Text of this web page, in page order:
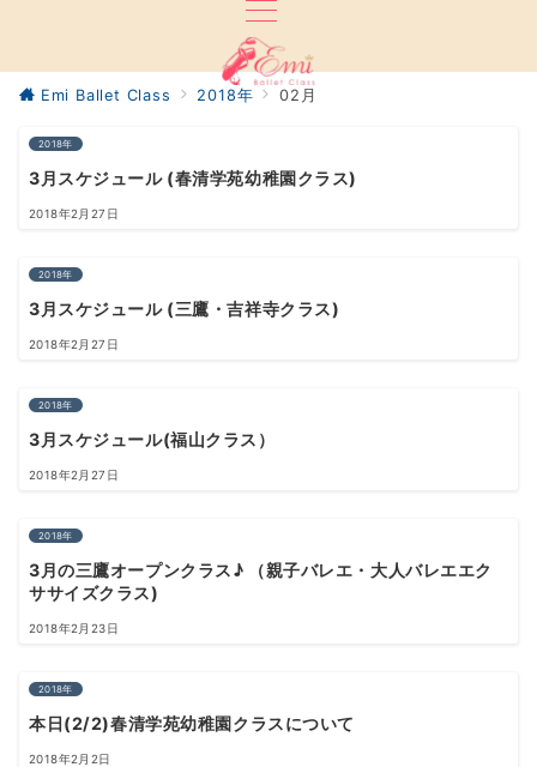
Emi Ballet Class 2018年 02月
2018年
3月スケジュール (春清学苑幼稚園クラス)
2018年2月27日
2018年
3月スケジュール (三鷹・吉祥寺クラス)
2018年2月27日
2018年
3月スケジュール(福山クラス）
2018年2月27日
2018年
3月の三鷹オープンクラス♪ （親子バレエ・大人バレエエク
ササイズクラス)
2018年2月23日
2018年
本日(2/2)春清学苑幼稚園クラスについて
2018年2月2日